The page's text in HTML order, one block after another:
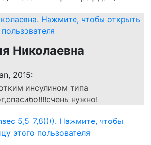
Николаевна
2015:
инсулином типа
нужно!